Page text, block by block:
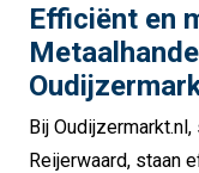
Efficiënt en
Bij
Reijerwaard, staan